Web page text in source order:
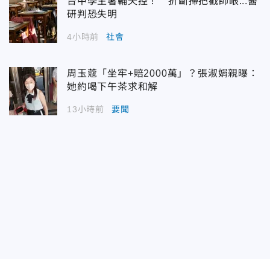
研判恐失明
4小時前 社會
周玉蔻「坐牢+賠2000萬」？張淑娟親曝：
她約喝下午茶求和解
13小時前 要聞